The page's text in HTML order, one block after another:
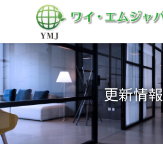
ン
ツ
に
移
動
ー
シ
ョ
ン
に
移
更新情報